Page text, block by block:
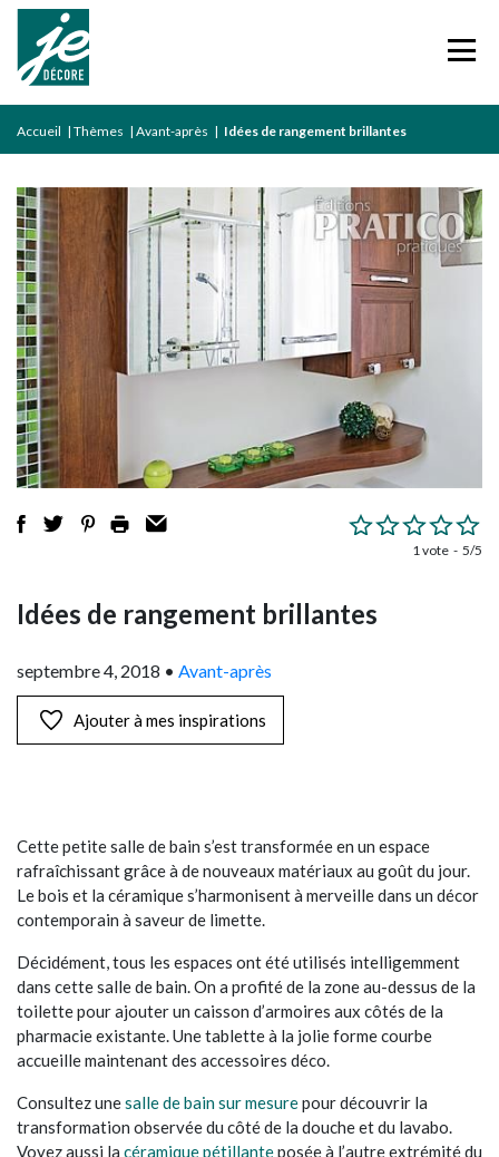
Accueil | Thèmes | Avant-après | Idées de rangement brillantes
1 vote 5/5
Idées de rangement brillantes
septembre 4, 2018 • Avant-après
Ajouter à mes inspirations
Cette petite salle de bain s’est transformée en un espace
rafraîchissant grâce à de nouveaux matériaux au goût du jour.
Le bois et la céramique s’harmonisent à merveille dans un décor
contemporain à saveur de limette.
Décidément, tous les espaces ont été utilisés intelligemment
dans cette salle de bain. On a profité de la zone au-dessus de la
toilette pour ajouter un caisson d’armoires aux côtés de la
pharmacie existante. Une tablette à la jolie forme courbe
accueille maintenant des accessoires déco.
Consultez unesalle de bain sur mesurepour découvrir la
transformation observée du côté de la douche et du lavabo.
Voyez aussi la céramique pétillanteposée à l’autre extrémité du